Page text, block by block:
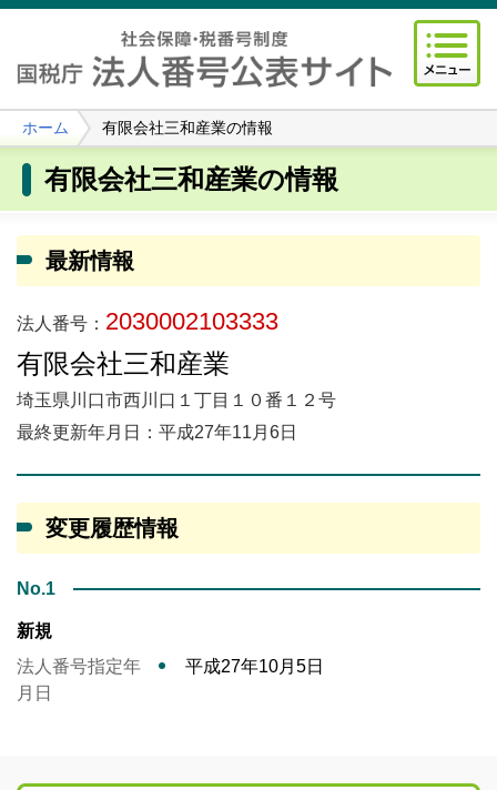
ホーム 有限会社三和産業の情報
有限会社三和産業の情報
最新情報
法人番号： 2030002103333
有限会社三和産業
埼玉県川口市西川口１丁目１０番１２号
最終更新年月日：平成27年11月6日
変更履歴情報
No.1
新規
法人番号指定年
月日
平成27年10月5日